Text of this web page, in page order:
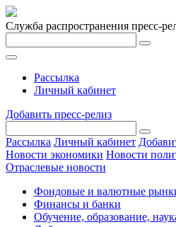
Служба распространения пресс-
Рассылка
Личный кабинет
Добавить пресс-релиз
Рассылка Личный кабинет
Новости экономики Новости
Отраслевые новости
Фондовые и валютные
Финансы и банки
Обучение, образование,